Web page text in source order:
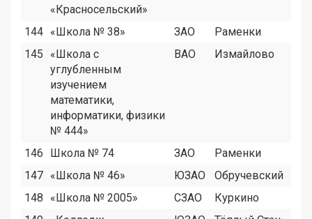
«Красносельский»
144 «Школа № 38» ЗАО
Раменки
145
«Школа с
углубленным
изучением
математики,
информатики, физики
№ 444»
ВАО Измайлово
146 Школа № 74 ЗАО
Раменки
147 «Школа № 46» ЮЗАО
Обручевский
148
«Школа № 2005» СЗАО
Куркино